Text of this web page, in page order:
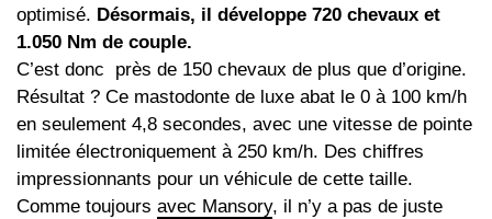
optimisé. Désormais, il développe 720 chevaux et
1.050 Nm de couple.
C’est donc
près de 150 chevaux de plus que d’origine.
Résultat ? Ce mastodonte de luxe abat le 0 à 100 km/h
en seulement 4,8 secondes, avec une vitesse de pointe
limitée électroniquement à 250 km/h. Des chiffres
impressionnants pour un véhicule de cette taille.
Comme toujours avec Mansory, il n’y a pas de juste